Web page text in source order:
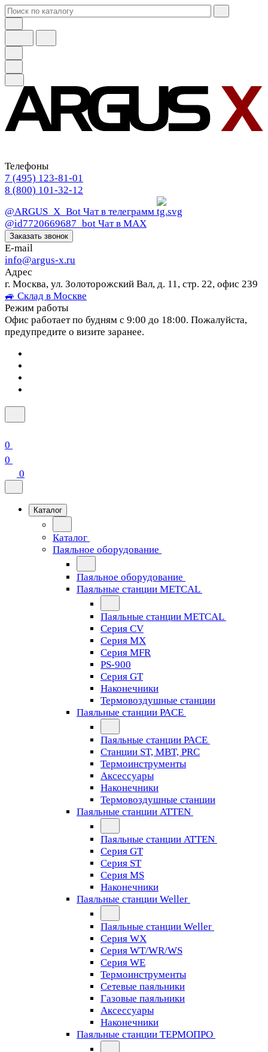
Телефоны
7 (495) 123-81-01
8 (800) 101-32-12
@ARGUS_X_Bot Чат в телеграмм
@id7720669687_bot Чат в МАХ
Заказать звонок
E-mail
info@argus-x.ru
Адрес
г. Москва, ул. Золоторожский Вал, д. 11, стр. 22, офис 239
🚙 Склад в Москве
Режим работы
Офис работает по будням с 9:00 до 18:00. Пожалуйста,
предупредите о визите заранее.
0
0
0
Каталог
Каталог
Паяльное оборудование
Паяльное оборудование
Паяльные станции METCAL
Паяльные станции METCAL
Серия CV
Серия MX
Серия MFR
PS-900
Серия GT
Наконечники
Термовоздушные станции
Паяльные станции PACE
Паяльные станции PACE
Станции ST, MBT, PRC
Термоинструменты
Аксессуары
Наконечники
Термовоздушные станции
Паяльные станции ATTEN
Паяльные станции ATTEN
Серия GT
Серия ST
Серия MS
Наконечники
Паяльные станции Weller
Паяльные станции Weller
Серия WX
Серия WT/WR/WS
Серия WE
Термоинструменты
Сетевые паяльники
Газовые паяльники
Аксессуары
Наконечники
Паяльные станции ТЕРМОПРО